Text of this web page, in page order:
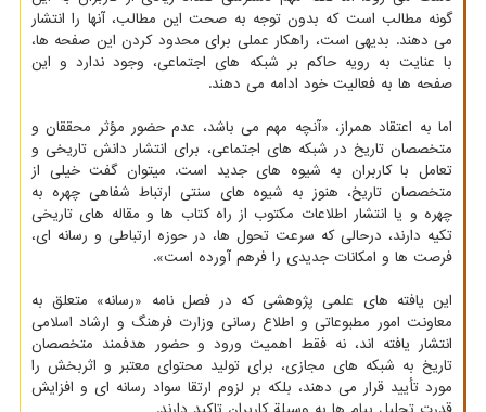
گونه مطالب است که بدون توجه به صحت این مطالب، آنها را انتشار
می دهند. بدیهی است، راهکار عملی برای محدود کردن این صفحه ها،
با عنایت به رویه حاکم بر شبکه های اجتماعی، وجود ندارد و این
صفحه ها به فعالیت خود ادامه می دهند.
اما به اعتقاد همراز، «آنچه مهم می باشد، عدم حضور مؤثر محققان و
متخصصان تاریخ در شبکه های اجتماعی، برای انتشار دانش تاریخی و
تعامل با کاربران به شیوه های جدید است. میتوان گفت خیلی از
متخصصان تاریخ، هنوز به شیوه های سنتی ارتباط شفاهی چهره به
چهره و یا انتشار اطلاعات مکتوب از راه کتاب ها و مقاله های تاریخی
تکیه دارند، درحالی که سرعت تحول ها، در حوزه ارتباطی و رسانه ای،
فرصت ها و امکانات جدیدی را فرهم آورده است».
این یافته های علمی پژوهشی که در فصل نامه «رسانه» متعلق به
معاونت امور مطبوعاتی و اطلاع رسانی وزارت فرهنگ و ارشاد اسلامی
انتشار یافته اند، نه فقط اهمیت ورود و حضور هدفمند متخصصان
تاریخ به شبکه های مجازی، برای تولید محتوای معتبر و اثربخش را
مورد تأیید قرار می دهند، بلکه بر لزوم ارتقا سواد رسانه ای و افزایش